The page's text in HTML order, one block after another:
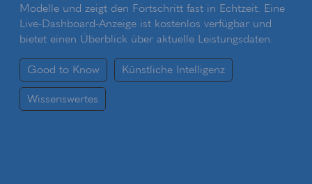
Modelle und zeigt den Fortschritt fast in Echtzeit. Eine
Live-Dashboard-Anzeige ist kostenlos verfügbar und
bietet einen Überblick über aktuelle Leistungsdaten.
Good to Know Künstliche Intelligenz
Wissenswertes